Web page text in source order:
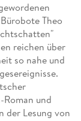
Theo
reichen über
so nahe und
und
der Lesung von